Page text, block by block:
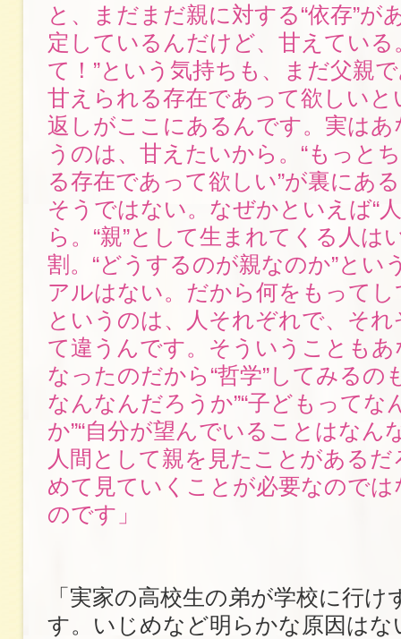
と、まだまだ親に対する“依存”が
定しているんだけど、甘えている
て！”という気持ちも、まだ父親
甘えられる存在であって欲しいと
返しがここにあるんです。実はあ
うのは、甘えたいから。“もっと
る存在であって欲しい”が裏にあ
そうではない。なぜかといえば“
ら。“親”として生まれてくる人は
割。“どうするのが親なのか”とい
アルはない。だから何をもって
というのは、人それぞれで、そ
て違うんです。そういうことも
なったのだから“哲学”してみるの
なんなんだろうか”“子どもってな
か”“自分が望んでいることはなん
人間として親を見たことがあるだ
めて見ていくことが必要なので
のです」
「実家の高校生の弟が学校に行
す。いじめなど明らかな原因はな